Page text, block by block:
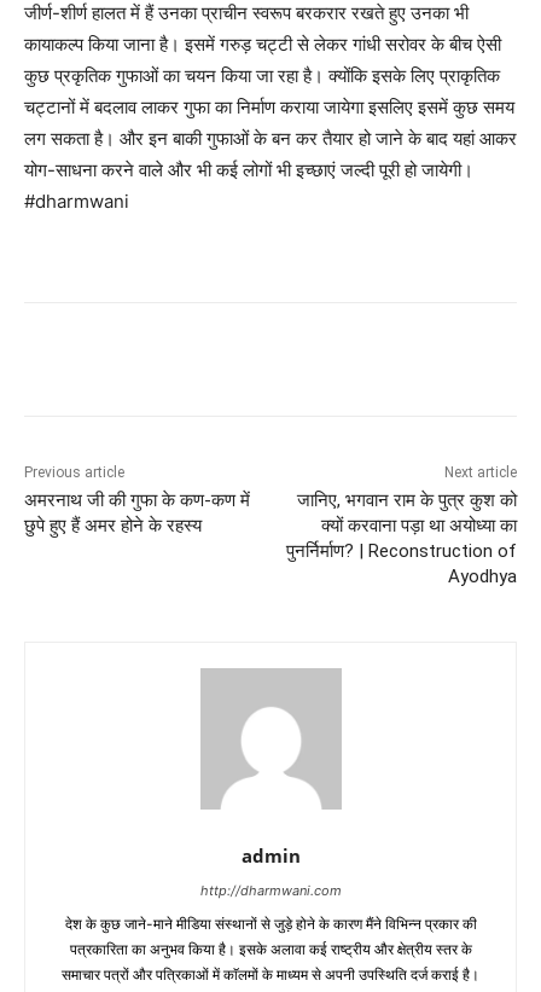
जीर्ण-शीर्ण हालत में हैं उनका प्राचीन स्वरूप बरकरार रखते हुए उनका भी
कायाकल्प किया जाना है। इसमें गरुड़ चट्टी से लेकर गांधी सरोवर के बीच ऐसी
कुछ प्रकृतिक गुफाओं का चयन किया जा रहा है। क्योंकि इसके लिए प्राकृतिक
चट्टानों में बदलाव लाकर गुफा का निर्माण कराया जायेगा इसलिए इसमें कुछ समय
लग सकता है। और इन बाकी गुफाओं के बन कर तैयार हो जाने के बाद यहां आकर
योग-साधना करने वाले और भी कई लोगों भी इच्छाएं जल्दी पूरी हो जायेगी।
#dharmwani
Previous article
अमरनाथ जी की गुफा के कण-कण में
छुपे हुए हैं अमर होने के रहस्य
Next article
जानिए, भगवान राम के पुत्र कुश को
क्यों करवाना पड़ा था अयोध्या का
पुनर्निर्माण? | Reconstruction of
Ayodhya
admin
http://dharmwani.com
देश के कुछ जाने-माने मीडिया संस्थानों से जुड़े होने के कारण मैंने विभिन्न प्रकार की
पत्रकारिता का अनुभव किया है। इसके अलावा कई राष्ट्रीय और क्षेत्रीय स्तर के
समाचार पत्रों और पत्रिकाओं में काॅलमों के माध्यम से अपनी उपस्थिति दर्ज कराई है।